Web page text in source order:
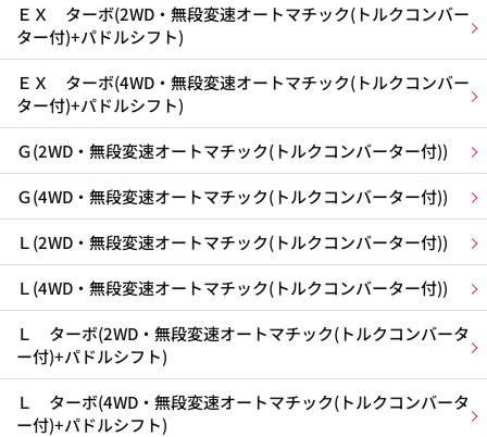
ＥＸ ターボ(2WD・無段変速オートマチック(トルクコンバー
ター付)+パドルシフト)
ＥＸ ターボ(4WD・無段変速オートマチック(トルクコンバー
ター付)+パドルシフト)
Ｇ(2WD・無段変速オートマチック(トルクコンバーター付))
Ｇ(4WD・無段変速オートマチック(トルクコンバーター付))
Ｌ(2WD・無段変速オートマチック(トルクコンバーター付))
Ｌ(4WD・無段変速オートマチック(トルクコンバーター付))
Ｌ ターボ(2WD・無段変速オートマチック(トルクコンバータ
ー付)+パドルシフト)
Ｌ ターボ(4WD・無段変速オートマチック(トルクコンバータ
ー付)+パドルシフト)